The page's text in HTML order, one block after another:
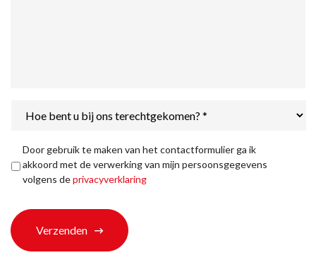
bent
ons
terechtgekomen?
Privacyverklaring *
Door gebruik te maken van het contactformulier ga ik
akkoord met de verwerking van mijn persoonsgegevens
volgens deprivacyverklaring
Verzenden